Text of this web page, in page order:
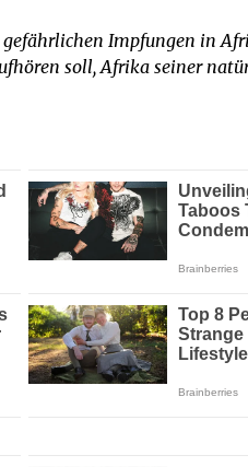
Impfungen in
soll, Afrika seiner